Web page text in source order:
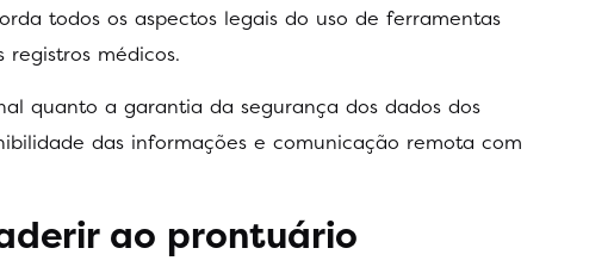
todos os aspectos legais do uso de ferramentas
médicos.
quanto a garantia da segurança dos dados dos
das informações e comunicação remota com
ao prontuário